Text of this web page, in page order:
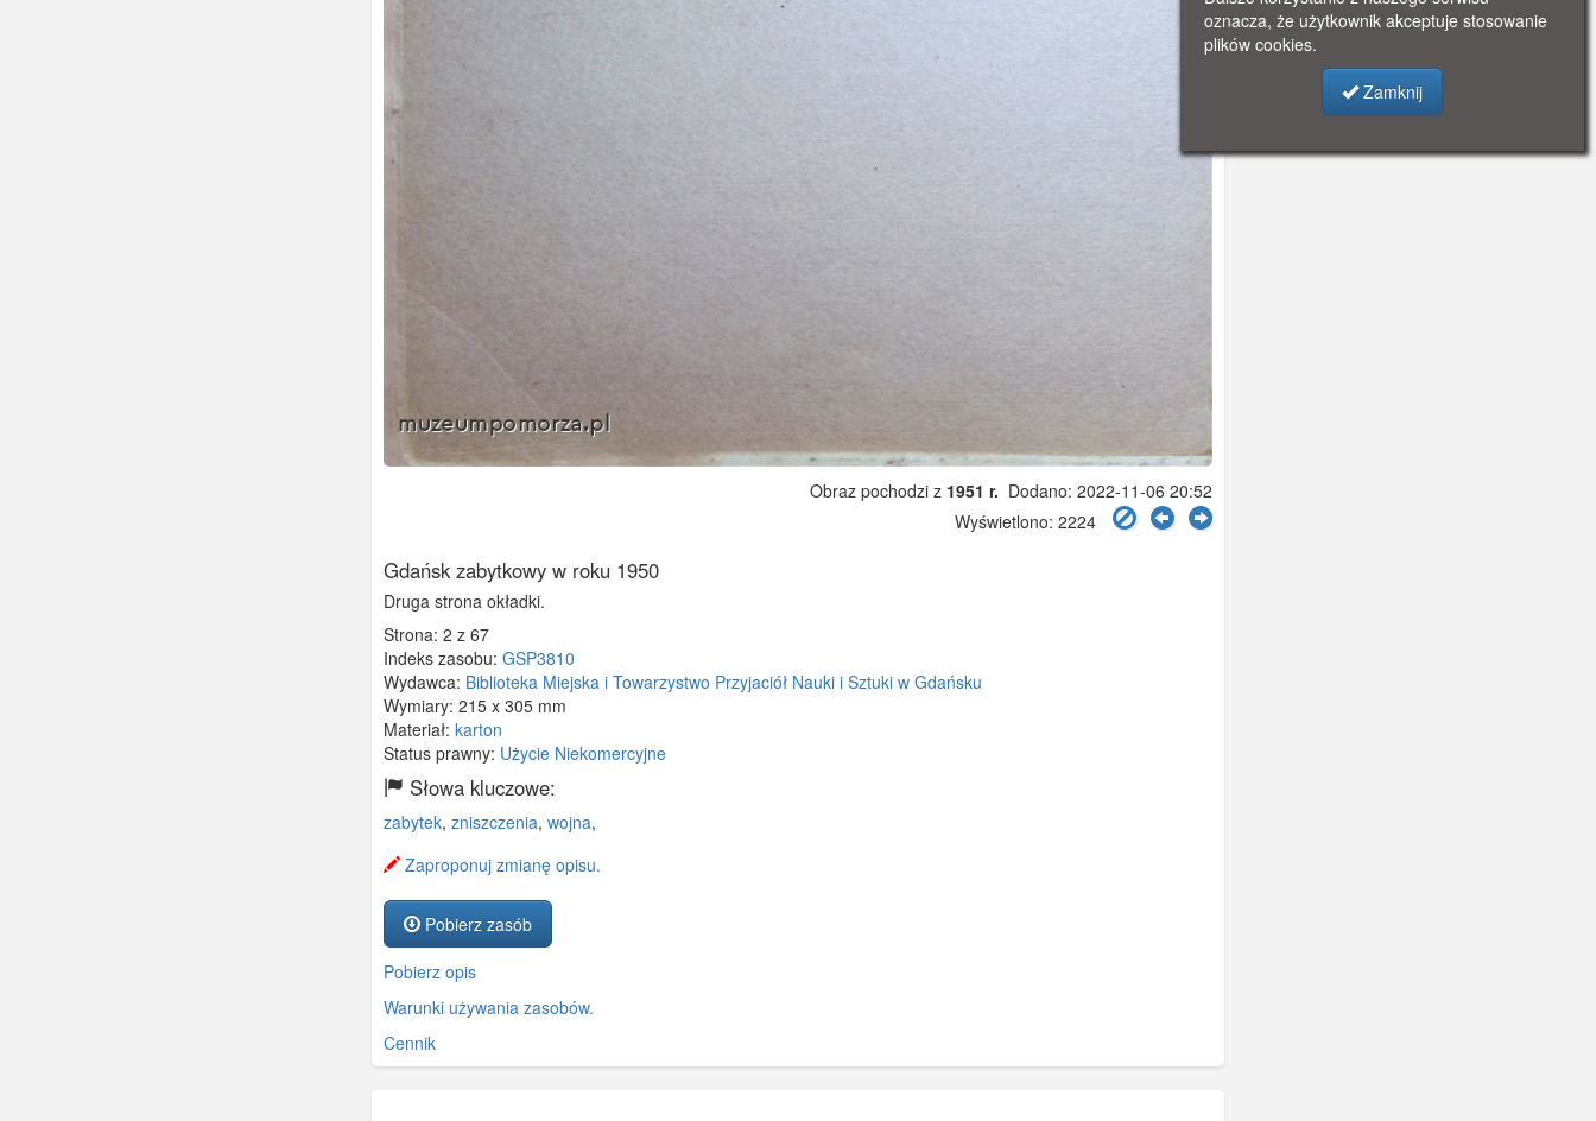
Obraz pochodzi z 1951 r. Dodano: 2022-11-06 20:52
Wyświetlono: 2224
Gdańsk zabytkowy w roku 1950
Druga strona okładki.
Strona: 2 z 67
Indeks zasobu: GSP3810
Wydawca: Biblioteka Miejska i Towarzystwo Przyjaciół Nauki i Sztuki w Gdańsku
Wymiary: 215 x 305 mm
Materiał: karton
Status prawny: Użycie Niekomercyjne
Słowa kluczowe:
zabytek, zniszczenia, wojna,
Zaproponuj zmianę opisu.
Pobierz zasób
Pobierz opis
Warunki używania zasobów.
Cennik
oznacza, że użytkownik akceptuje stosowanie
plików cookies.
Zamknij